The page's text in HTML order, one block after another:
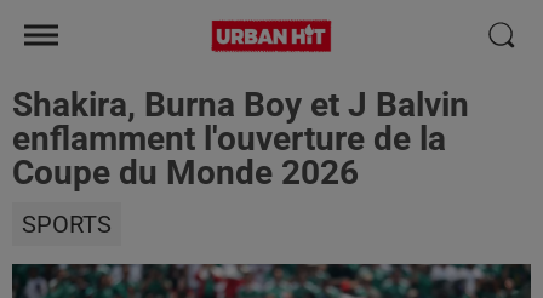
Shakira, Burna Boy et J Balvin
enflamment l'ouverture de la
Coupe du Monde 2026
SPORTS